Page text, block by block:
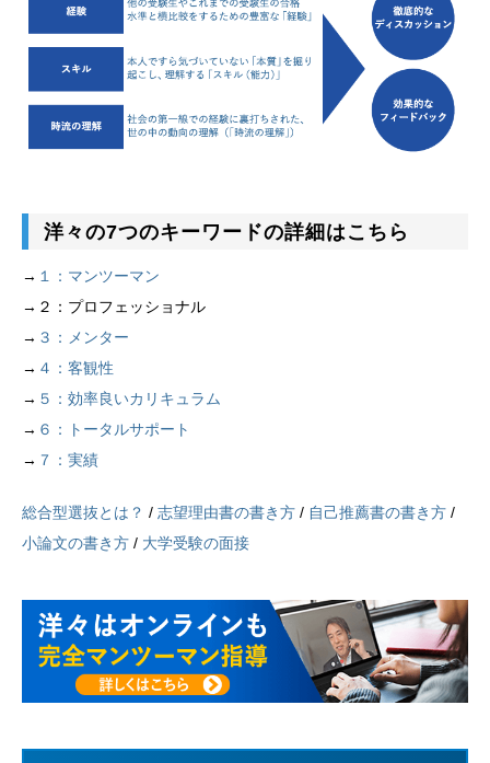
洋々の7つのキーワードの詳細はこちら
→ １：マンツーマン
→２：プロフェッショナル
→ ３：メンター
→ ４：客観性
→ ５：効率良いカリキュラム
→ ６：トータルサポート
→ ７：実績
総合型選抜とは？ / 志望理由書の書き方 / 自己推薦書の書き方 /
小論文の書き方 / 大学受験の面接